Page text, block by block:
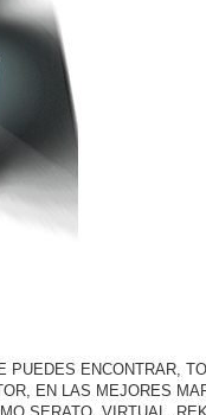
ENCONTRAR,
EN LAS MEJORES
SERATO, VIRTUAL